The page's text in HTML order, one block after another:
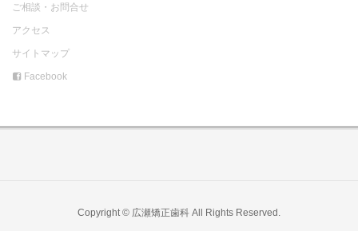
ご相談・お問合せ
アクセス
サイトマップ
Facebook
Copyright © 広瀬矯正歯科 All Rights Reserved.